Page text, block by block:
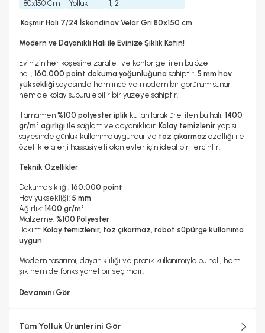
80x150 Cm
Yolluk
1, 2
Kaşmir Halı 7/24 İskandinav Velar Gri 80x150 cm
Modern ve Dayanıklı Halı ile Evinize Şıklık Katın!
Evinizin her köşesine zarafet ve konfor getiren bu özel
halı, 160.000 point dokuma yoğunluğuna sahiptir. 5 mm hav
yüksekliği sayesinde hem ince ve modern bir görünüm sunar
hem de kolay süpürülebilir bir yüzeye sahiptir.
Tamamen %100 polyester iplik kullanılarak üretilen bu halı, 1400
gr/m² ağırlığı ile sağlam ve dayanıklıdır. Kolay temizlenir yapısı
sayesinde günlük kullanıma uygundur ve toz çıkarmaz özelliği ile
özellikle alerji hassasiyeti olan evler için ideal bir tercihtir.
Teknik Özellikler
Dokuma sıklığı: 160.000 point
Hav yüksekliği: 5 mm
Ağırlık: 1400 gr/m²
Malzeme: %100 Polyester
Bakım: Kolay temizlenir, toz çıkarmaz, robot süpürge kullanıma
uygun.
Modern tasarımı, dayanıklılığı ve pratik kullanımıyla bu halı, hem
şık hem de fonksiyonel bir seçimdir.
Devamını Gör
Tüm Yolluk Ürünlerini Gör